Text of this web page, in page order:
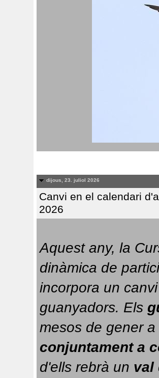
dijous, 23. juliol 2026
Canvi en el calendari
2026
Aquest any, la
dinàmica de
incorpora un
guanyadors. Els
conjuntament a
d'ells rebrà un val